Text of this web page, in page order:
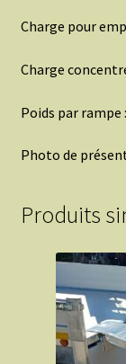
Charge pour
Charge
Poids par rampe
Photo de
Produits